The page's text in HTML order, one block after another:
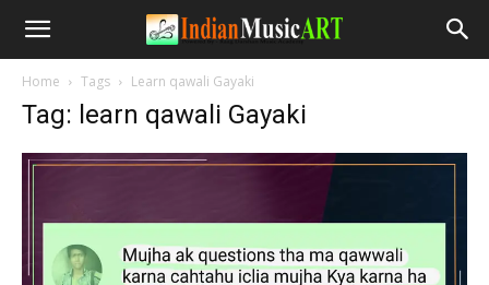
Home Tags Learn qawali Gayaki
Tag: learn qawali Gayaki